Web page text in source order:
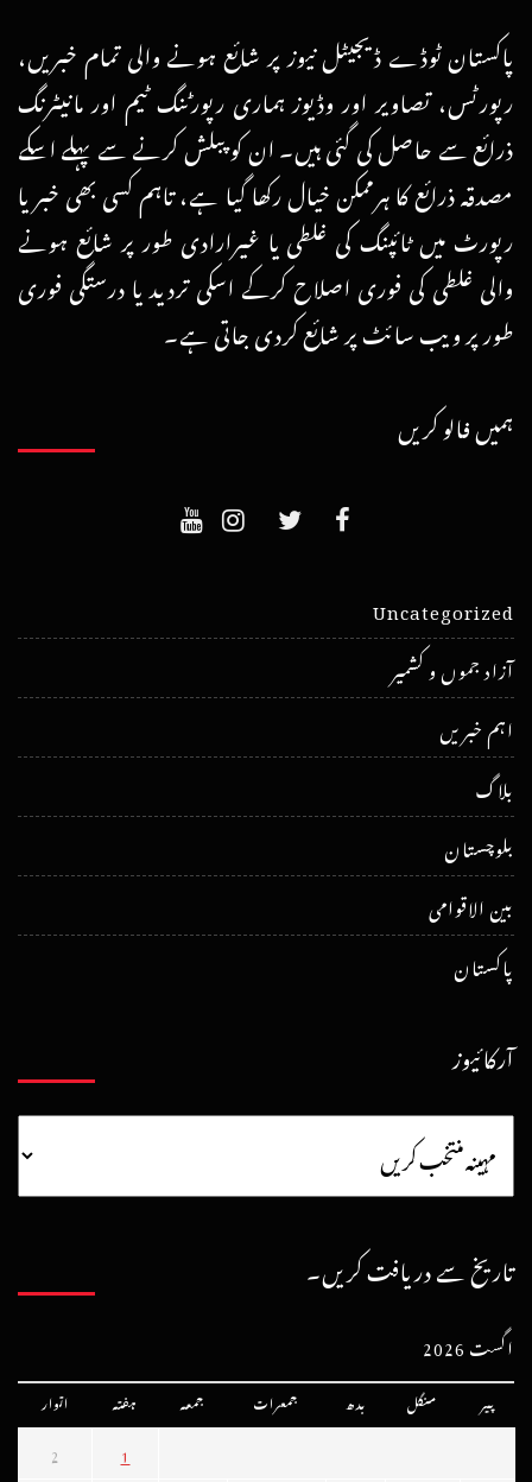
پاکستان ٹوڈے ڈیجیٹل نیوز پر شائع ہونے والی تمام خبریں،
رپورٹس، تصاویر اور وڈیوز ہماری رپورٹنگ ٹیم اور مانیٹرنگ
ذرائع سے حاصل کی گئی ہیں۔ ان کو پبلش کرنے سے پہلے اسکے
مصدقہ ذرائع کا ہرممکن خیال رکھا گیا ہے، تاہم کسی بھی خبر یا
رپورٹ میں ٹائپنگ کی غلطی یا غیرارادی طور پر شائع ہونے
والی غلطی کی فوری اصلاح کرکے اسکی تردید یا درستگی فوری
طور پر ویب سائٹ پر شائع کردی جاتی ہے۔
ہمیں فالو کریں
Uncategorized
آزاد جموں و کشمیر
اہم خبریں
بلاگ
بلوچستان
بین الاقوامی
پاکستان
آرکائیوز
تاریخ سے دریافت کریں۔
اگست 2026
پیر منگل بدھ جمعرات جمعہ ہفتہ اتوار
1
2